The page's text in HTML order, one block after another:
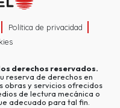
Política de privacidad
derechos reservados.
reserva de derechos en
obras y servicios ofrecidos
de lectura mecánica o
adecuado para tal fin.